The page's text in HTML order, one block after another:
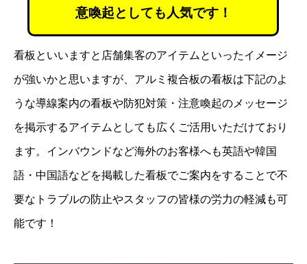
意喚起としても人気です！
看板といいますと店舗集客のアイテムといったイメージ
が強いかと思いますが、アルミ複合板の看板は下記のよ
うな導線案内の看板や防犯対策・注意喚起のメッセージ
を掲示するアイテムとしても広くご活用いただけており
ます。インバウンドなど海外のお客様へも英語や韓国
語・中国語などを掲載した看板でご案内をすることで不
要なトラブルの防止やスタッフの皆様の労力の軽減も可
能です！